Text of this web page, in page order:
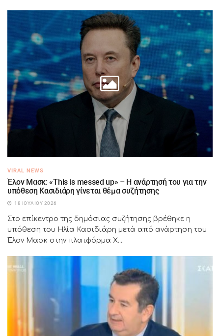
VIRAL NEWS
Έλον Μασκ: «This is messed up» – Η ανάρτησή του για την
υπόθεση Κασιδιάρη γίνεται θέμα συζήτησης
18 ΙΟΥΛΊΟΥ 2026
Στο επίκεντρο της δημόσιας συζήτησης βρέθηκε η
υπόθεση του Ηλία Κασιδιάρη μετά από ανάρτηση του
Έλον Μασκ στην πλατφόρμα X....